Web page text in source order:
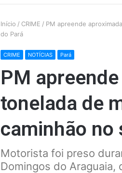
Início / CRIME / PM apreende
do Pará
CRIME NOTÍCIAS Pará
PM
tonelada de
caminhão no
Motorista foi preso
Domingos do Araguaia,